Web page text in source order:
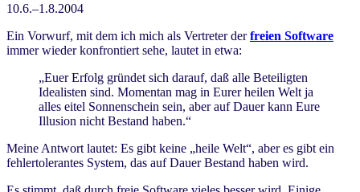
10.6.–1.8.2004
Ein Vorwurf, mit dem ich mich als Vertreter derfreien Software
immer wieder konfrontiert sehe, lautet in etwa:
„Euer Erfolg gründet sich darauf, daß alle Beteiligten
Idealisten sind. Momentan mag in Eurer heilen Welt ja
alles eitel Sonnenschein sein, aber auf Dauer kann Eure
Illusion nicht Bestand haben.“
Meine Antwort lautet: Es gibt keine „heile Welt“, aber es gibt ein
fehlertolerantes System, das auf Dauer Bestand haben wird.